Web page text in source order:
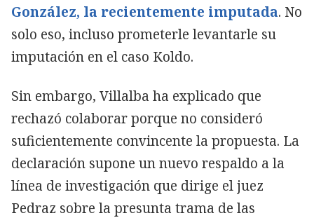
González, la recientemente imputada. No
solo eso, incluso prometerle levantarle su
imputación en el caso Koldo.
Sin embargo, Villalba ha explicado que
rechazó colaborar porque no consideró
suficientemente convincente la propuesta. La
declaración supone un nuevo respaldo a la
línea de investigación que dirige el juez
Pedraz sobre la presunta trama de las